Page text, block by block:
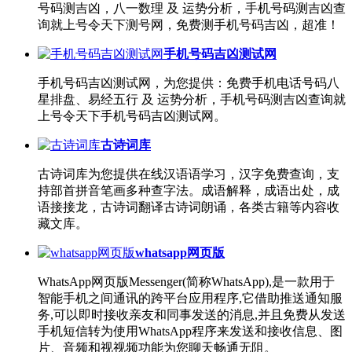
号码测吉凶，八一数理 及 运势分析，手机号码测吉凶查
询就上号令天下测号网，免费测手机号码吉凶，超准！
手机号码吉凶测试网
手机号码吉凶测试网，为您提供：免费手机电话号码八
星排盘、易经五行 及 运势分析，手机号码测吉凶查询就
上号令天下手机号码吉凶测试网。
古诗词库
古诗词库为您提供在线汉语语学习，汉字免费查询，支
持部首拼音笔画多种查字法。成语解释，成语出处，成
语接接龙，古诗词翻译古诗词朗诵，各类古籍等内容收
藏文库。
whatsapp网页版
WhatsApp网页版Messenger(简称WhatsApp),是一款用于
智能手机之间通讯的跨平台应用程序,它借助推送通知服
务,可以即时接收亲友和同事发送的消息,并且免费从发送
手机短信转为使用WhatsApp程序来发送和接收信息、图
片、音频和视视频功能为您聊天畅通无阻。